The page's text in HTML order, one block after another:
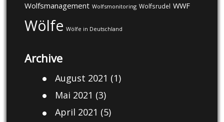
Wolfsmanagement Wolfsmonitoring Wolfsrudel WWF
Wölfe Wölfe in Deutschland
Archive
August 2021 (1)
Mai 2021 (3)
April 2021 (5)